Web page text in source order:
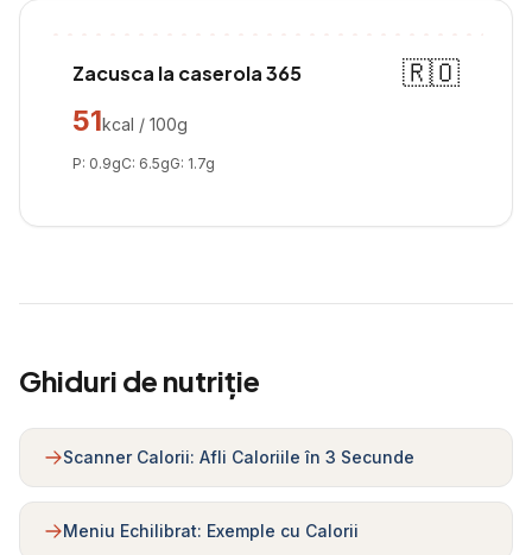
Zacusca la caserola 365
🇷🇴
51kcal / 100g
P: 0.9gC: 6.5gG: 1.7g
Ghiduri de nutriție
Scanner Calorii: Afli Caloriile în 3 Secunde
Meniu Echilibrat: Exemple cu Calorii